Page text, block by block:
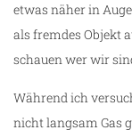
etwas näher in
als fremdes Objekt
schauen wer wir
Während ich
nicht langsam Gas